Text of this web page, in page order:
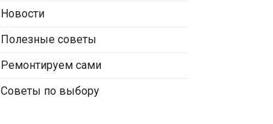
Новости
Полезные советы
Ремонтируем сами
Советы по выбору